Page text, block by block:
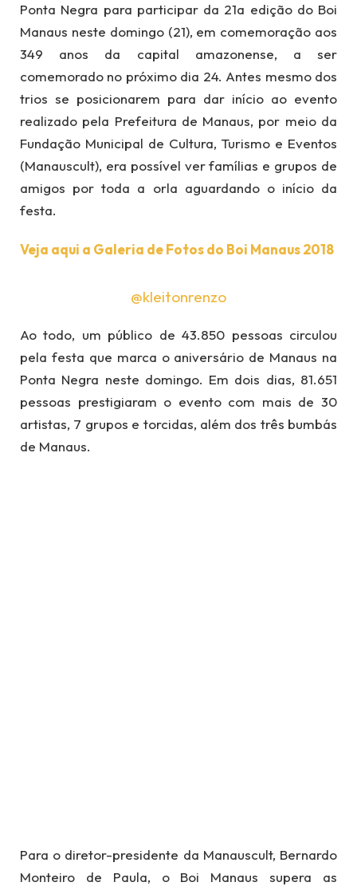
Ponta Negra para participar da 21a edição do Boi
Manaus neste domingo (21), em comemoração aos
349 anos da capital amazonense, a ser
comemorado no próximo dia 24. Antes mesmo dos
trios se posicionarem para dar início ao evento
realizado pela Prefeitura de Manaus, por meio da
Fundação Municipal de Cultura, Turismo e Eventos
(Manauscult), era possível ver famílias e grupos de
amigos por toda a orla aguardando o início da
festa.
Veja aqui a Galeria de Fotos do Boi Manaus 2018
@kleitonrenzo
Ao todo, um público de 43.850 pessoas circulou
pela festa que marca o aniversário de Manaus na
Ponta Negra neste domingo. Em dois dias, 81.651
pessoas prestigiaram o evento com mais de 30
artistas, 7 grupos e torcidas, além dos três bumbás
de Manaus.
Para o diretor-presidente da Manauscult, Bernardo
Monteiro de Paula, o Boi Manaus supera as